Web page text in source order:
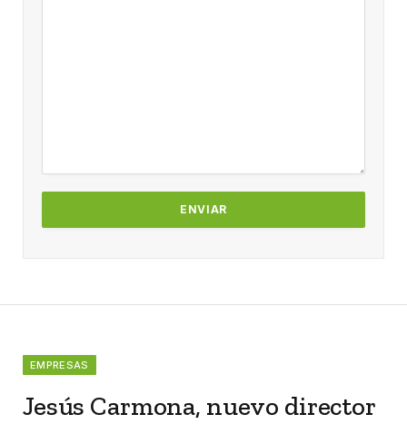
EMPRESAS
Jesús Carmona, nuevo director